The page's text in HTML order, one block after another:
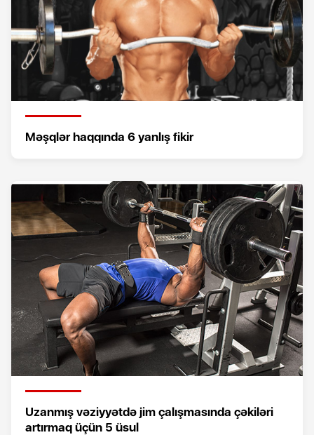
Məşqlər haqqında 6 yanlış fikir
Uzanmış vəziyyətdə jim çalışmasında çəkiləri
artırmaq üçün 5 üsul